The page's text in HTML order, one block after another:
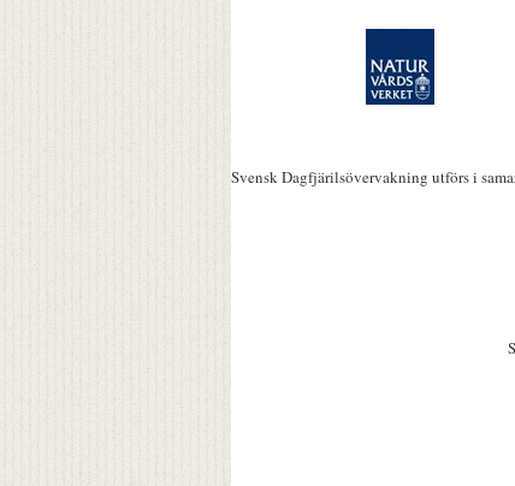
Svensk Dagfjärilsövervakning utförs i